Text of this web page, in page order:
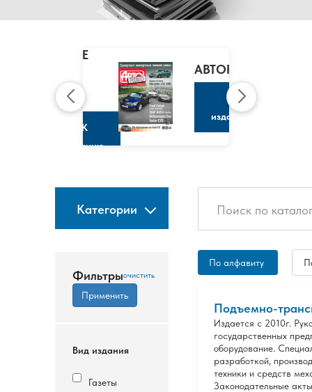
CLAIRE
МАРИ
КЛЭР
К
изданию
АВТОРЕВЮ
К
изданию
Категории
Фильтры
Вид издания
Газеты
По алфавиту
Подъемно-
Издается с 2010г.
государственных
оборудование.
разработкой,
техники и средств
Законодательные